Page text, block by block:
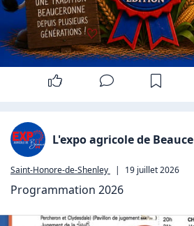
L'expo agricole de Beauce
Saint-Honore-de-Shenley | 19 juillet 2026
Programmation 2026